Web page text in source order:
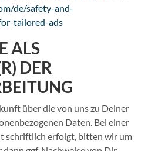
de/safety-and-
tailored-ads
ALS
DER
über die von uns zu Deiner
Daten. Bei einer
schriftlich erfolgt, bitten wir um